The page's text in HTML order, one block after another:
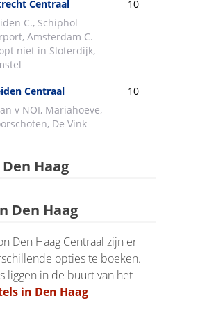
Haag
Den Haag
Den Haag Centraal zijn er
opties te boeken.
liggen in de buurt van het
in Den Haag